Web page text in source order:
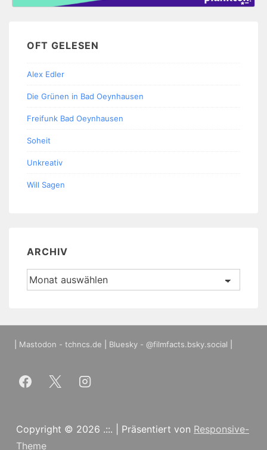
OFT GELESEN
Alex Edler
Die Grünen in Bad Oeynhausen
Freifunk Bad Oeynhausen
Soheit
Unkreativ
Will Sagen
ARCHIV
Archiv
Mastodon - tchncs.de Bluesky - @filmfacts.bsky.social
Copyright © 2026 .::. | Präsentiert von Responsive-
Theme